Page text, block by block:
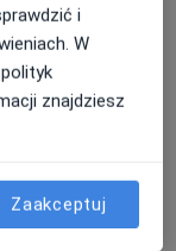
terapii i
czy
i
W
znajdziesz
Zaakceptuj